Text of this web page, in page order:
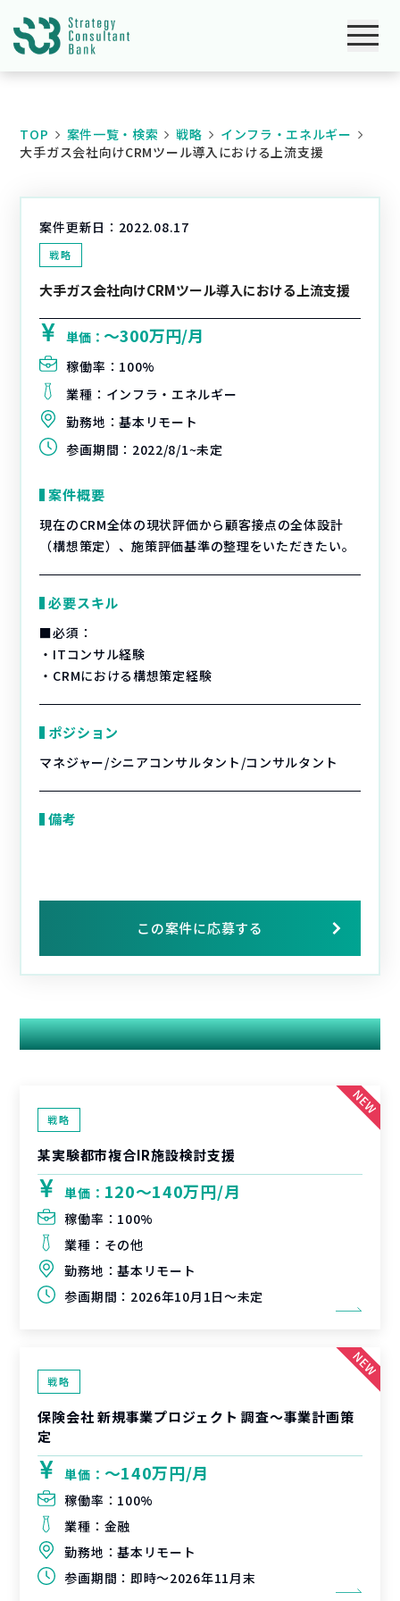
TOP 案件一覧・検索 戦略
インフラ・エネルギー
大手ガス会社向けCRMツール導入における上流支援
案件更新日： 2022.08.17
戦略
大手ガス会社向けCRMツール導入における上流支援
単価：〜300万円/月
稼働率： 100%
業種： インフラ・エネルギー
勤務地：基本リモート
参画期間： 2022/8/1~未定
案件概要
現在のCRM全体の現状評価から顧客接点の全体設計
（構想策定）、施策評価基準の整理をいただきたい。
必要スキル
■必須：
・ITコンサル経験
・CRMにおける構想策定経験
ポジション
マネジャー/シニアコンサルタント/コンサルタント
備考
この案件に応募する
関連する案件
戦略
某実験都市複合IR施設検討支援
単価： 120〜140万円/月
稼働率： 100%
業種： その他
勤務地：基本リモート
参画期間： 2026年10月1日～未定
戦略
保険会社 新規事業プロジェクト 調査〜事業計画策
定
単価： 〜140万円/月
稼働率： 100%
業種： 金融
勤務地：基本リモート
参画期間： 即時～2026年11月末